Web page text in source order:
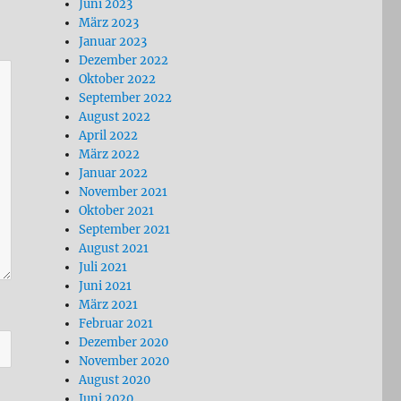
Juni 2023
März 2023
Januar 2023
Dezember 2022
Oktober 2022
September 2022
August 2022
April 2022
März 2022
Januar 2022
November 2021
Oktober 2021
September 2021
August 2021
Juli 2021
Juni 2021
März 2021
Februar 2021
Dezember 2020
November 2020
August 2020